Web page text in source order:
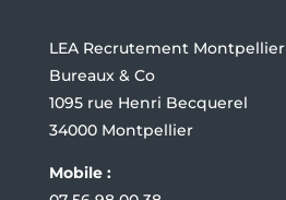
LEA Recrutement Montpellier
Bureaux & Co
1095 rue Henri Becquerel
34000 Montpellier
Mobile :